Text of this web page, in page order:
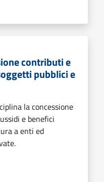
contributi e
pubblici e
la concessione
e benefici
a enti ed